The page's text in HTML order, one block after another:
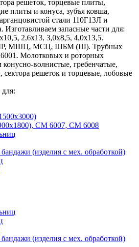
решеток, торцевые плиты,
плиты и конуса, зубъя ковша,
стали 110Г13Л и
Изготавливаем запасные части для:
2,6х13, 3,0х8,5, 4,0х13,5.
МШЦ, МСЦ, ШБМ (Ш). Трубных
Молотковых и роторных
волнистые, гребенчатые,
решеток и торцевые, лобовые
СМ 6007, СМ 6008
(изделия с мех. обработкой)
(изделия с мех. обработкой)